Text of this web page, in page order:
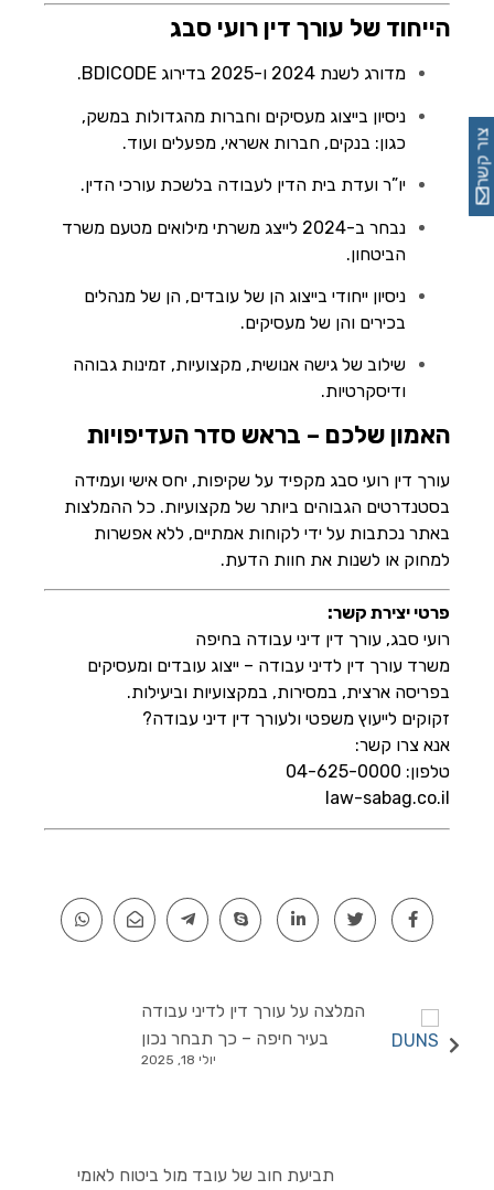
הייחוד של עורך דין רועי סבג
מדורג לשנת 2024 ו-2025 בדירוג BDICODE.
ניסיון בייצוג מעסיקים וחברות מהגדולות במשק,
כגון: בנקים, חברות אשראי, מפעלים ועוד.
יו”ר ועדת בית הדין לעבודה בלשכת עורכי הדין.
נבחר ב-2024 לייצג משרתי מילואים מטעם משרד
הביטחון.
ניסיון ייחודי בייצוג הן של עובדים, הן של מנהלים
בכירים והן של מעסיקים.
שילוב של גישה אנושית, מקצועיות, זמינות גבוהה
ודיסקרטיות.
האמון שלכם – בראש סדר העדיפויות
עורך דין רועי סבג מקפיד על שקיפות, יחס אישי ועמידה
בסטנדרטים הגבוהים ביותר של מקצועיות. כל ההמלצות
באתר נכתבות על ידי לקוחות אמתיים, ללא אפשרות
למחוק או לשנות את חוות הדעת.
פרטי יצירת קשר:
רועי סבג, עורך דין דיני עבודה בחיפה
משרד עורך דין לדיני עבודה – ייצוג עובדים ומעסיקים
בפריסה ארצית, במסירות, במקצועיות וביעילות.
זקוקים לייעוץ משפטי ולעורך דין דיני עבודה?
אנא צרו קשר:
טלפון: 04-625-0000
law-sabag.co.il
המלצה על עורך דין לדיני עבודה
בעיר חיפה – כך תבחר נכון
יולי 18, 2025
תביעת חוב של עובד מול ביטוח לאומי
צור קשר